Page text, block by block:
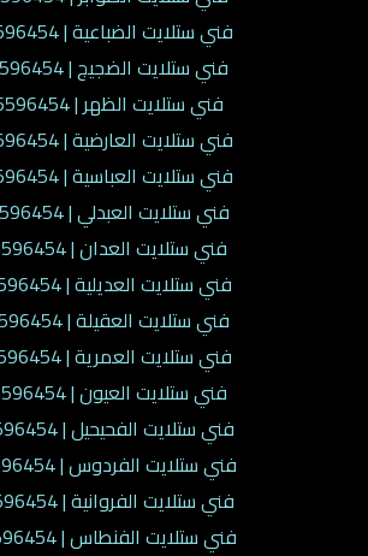
فني ستلايت الضباعية | 66596454 |
فني ستلايت الضجيج | 66596454 |
فني ستلايت الظهر | 66596454 |
فني ستلايت العارضية | 66596454 |
فني ستلايت العباسية | 66596454 |
فني ستلايت العبدلي | 66596454 |
فني ستلايت العدان | 66596454 |
فني ستلايت العديلية | 66596454 |
فني ستلايت العقيلة | 66596454 |
فني ستلايت العمرية | 66596454 |
فني ستلايت العيون | 66596454 |
فني ستلايت الفحيحيل | 66596454 |
فني ستلايت الفردوس | 66596454 |
فني ستلايت الفروانية | 66596454 |
فني ستلايت الفنطاس | 66596454 |